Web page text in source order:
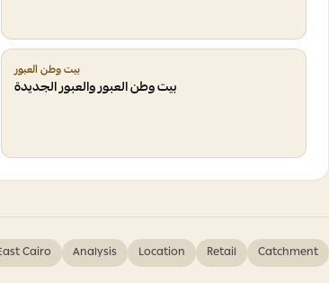
بيت وطن العبور
بيت وطن العبور والعبور الجديدة
Catchment
Retail
Location
Analysis
Cairo